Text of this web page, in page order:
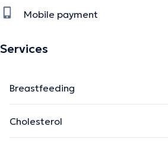
Mobile payment
Services
Breastfeeding
Cholesterol